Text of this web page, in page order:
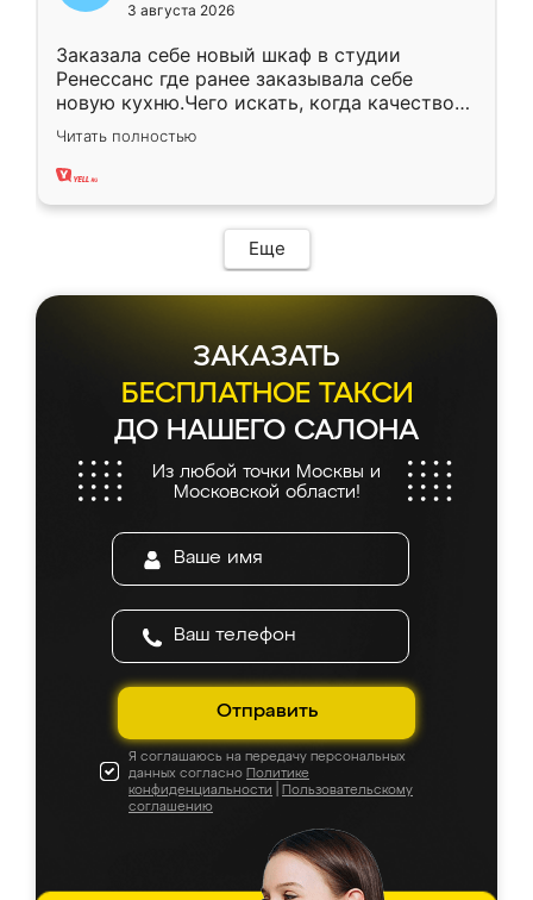
3 августа 2026
Заказала себе новый шкаф в студии
Ренессанс где ранее заказывала себе
новую кухню.Чего искать, когда качеством
вполне довольна. Служит кухня уже почти
два года, нареканий нет.
Читать полностью
Еще
ЗАКАЗАТЬ
БЕСПЛАТНОЕ ТАКСИ
ДО НАШЕГО САЛОНА
Из любой точки Москвы и
Московской области!
Отправить
Я соглашаюсь на передачу персональных
данных согласно Политике
конфиденциальности
Пользовательскому
соглашению